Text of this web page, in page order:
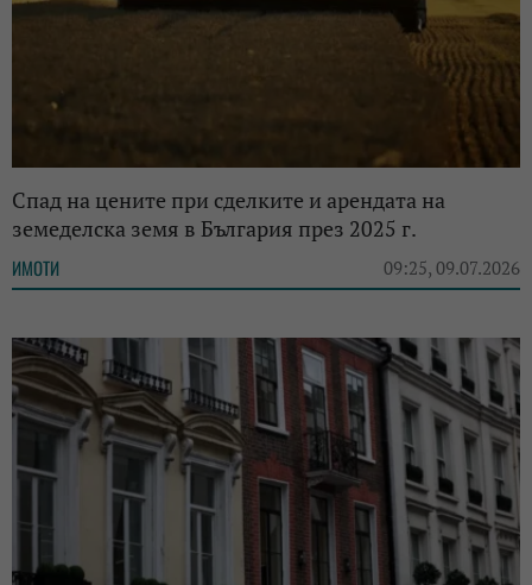
Спад на цените при сделките и арендата на
земеделска земя в България през 2025 г.
ИМОТИ 09:25, 09.07.2026